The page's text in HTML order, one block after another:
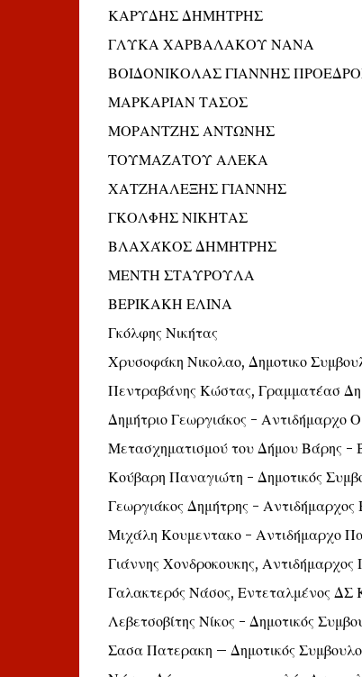
ΚΑΡΥΔΗΣ ΔΗΜΗΤΡΗΣ
ΓΛΥΚΑ ΧΑΡΒΑΛΑΚΟΥ ΝΑΝΑ
ΒΟΙΔΟΝΙΚΟΛΑΣ ΓΙΑΝΝΗΣ
ΜΑΡΚΑΡΙΑΝ ΤΑΣΟΣ
ΜΟΡΑΝΤΖΗΣ ΑΝΤΩΝΗΣ
ΤΟΥΜΑΖΑΤΟΥ ΑΛΕΚΑ
ΧΑΤΖΗΑΛΕΞΗΣ ΓΙΑΝΝΗΣ
ΓΚΟΛΦΗΣ ΝΙΚΗΤΑΣ
ΒΛΑΧΆΚΟΣ ΔΗΜΗΤΡΗΣ
ΜΕΝΤΗ ΣΤΑΥΡΟΥΛΑ
ΒΕΡΙΚΑΚΗ ΕΛΙΝΑ
Γκόλφης Νικήτας
Χρυσοφάκη Νικολαο, Δημοτικο
Πεντραβάνης Κώστας, Γραμματέασ
Δημήτριο Γεωργιάκος - Αντιδήμαρχο
Μετασχηματισμού του Δήμου Βάρης -
Κούβαρη Παναγιώτη - Δημοτικός
Γεωργιάκος Δημήτρης -
Μιχάλη Κουμεντακο - Αντιδήμαρχο
Γιάννης Χονδροκουκης, Αντιδήμαρχος
Γαλακτερός Νάσος, Εντεταλμένος ΔΣ
Λεβετσοβίτης Νίκος - Δημοτικός
Σασα Πατερακη – Δημοτικός